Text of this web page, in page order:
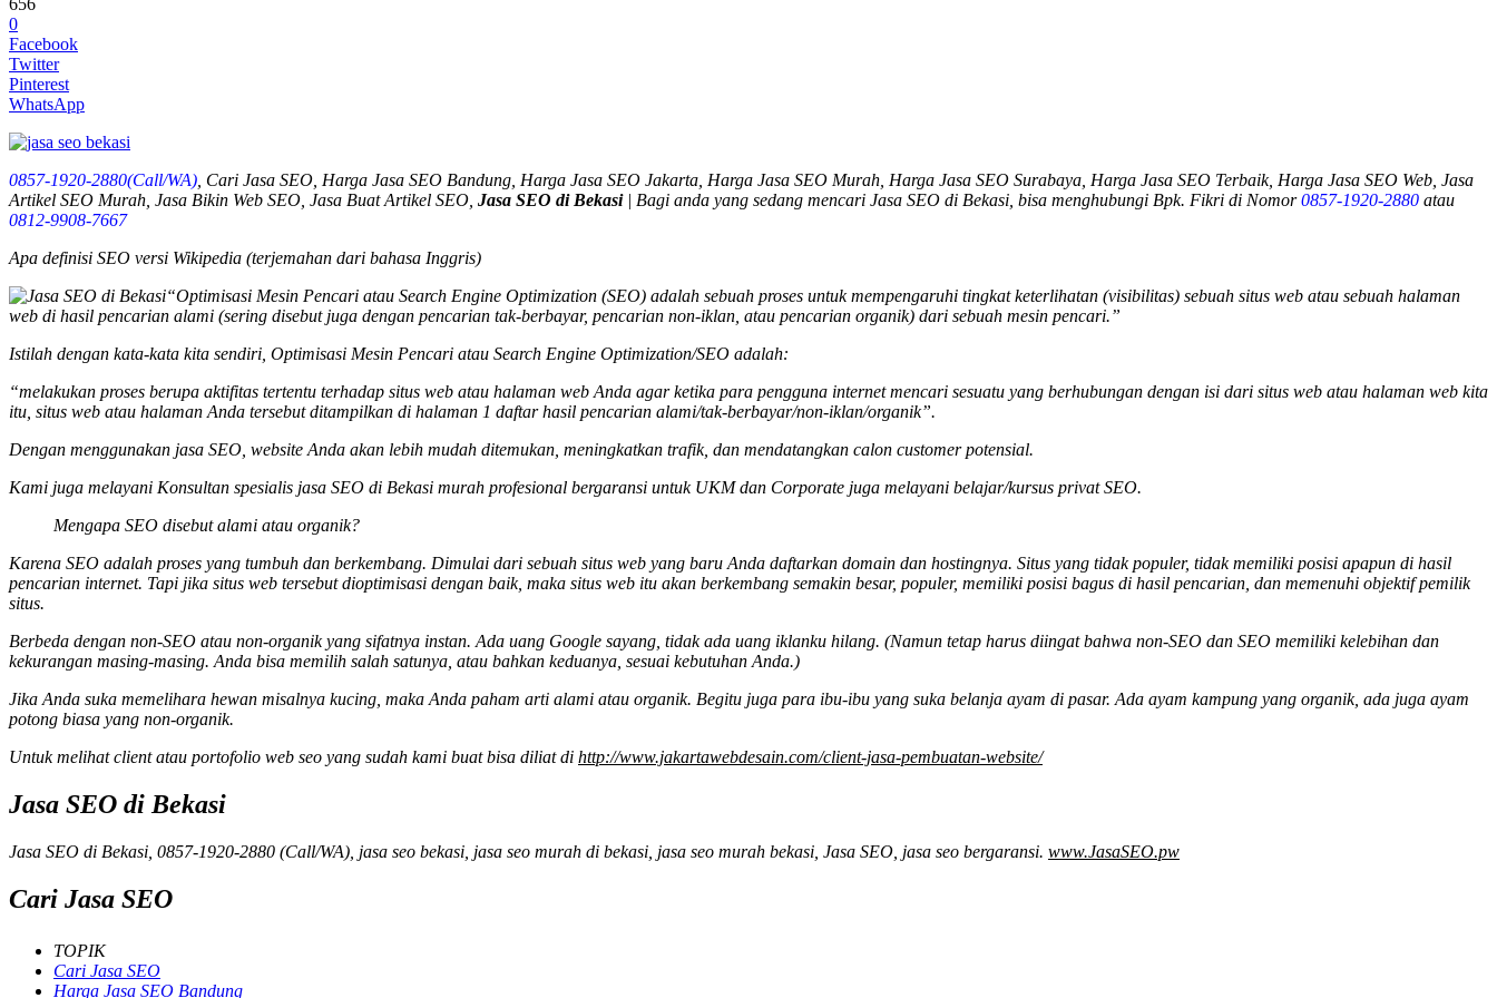
0
Facebook
Twitter
Pinterest
WhatsApp
0857-1920-2880(Call/WA) , Cari Jasa SEO, Harga Jasa SEO Bandung, Harga Jasa SEO Jakarta, Harga Jasa SEO Murah, Harga Jasa SEO Surabaya, Harga Jasa SEO Terbaik, Harga Jasa SEO Web, Jasa
Artikel SEO Murah, Jasa Bikin Web SEO, Jasa Buat Artikel SEO, Jasa SEO di Bekasi| Bagi anda yang sedang mencari Jasa SEO di Bekasi , bisa menghubungi Bpk. Fikri di Nomor0857-1920-2880 atau
0812-9908-7667
Apa definisi SEO versi Wikipedia (terjemahan dari bahasa Inggris)
“Optimisasi Mesin Pencari atau Search Engine Optimization (SEO) adalah sebuah proses untuk mempengaruhi tingkat keterlihatan (visibilitas) sebuah situs web atau sebuah halaman
web di hasil pencarian alami (sering disebut juga dengan pencarian tak-berbayar, pencarian non-iklan, atau pencarian organik) dari sebuah mesin pencari.”
Istilah dengan kata-kata kita sendiri, Optimisasi Mesin Pencari atau Search Engine Optimization/SEO adalah:
“melakukan proses berupa aktifitas tertentu terhadap situs web atau halaman web Anda agar ketika para pengguna internet mencari sesuatu yang berhubungan dengan isi dari situs web atau halaman web kita
itu, situs web atau halaman Anda tersebut ditampilkan di halaman 1 daftar hasil pencarian alami/tak-berbayar/non-iklan/organik”.
Dengan menggunakan jasa SEO, website Anda akan lebih mudah ditemukan, meningkatkan trafik, dan mendatangkan calon customer potensial.
Kami juga melayani Konsultan spesialis jasa SEO di Bekasi murah profesional bergaransi untuk UKM dan Corporate juga melayani belajar/kursus privat SEO.
Mengapa SEO disebut alami atau organik?
Karena SEO adalah proses yang tumbuh dan berkembang. Dimulai dari sebuah situs web yang baru Anda daftarkan domain dan hostingnya. Situs yang tidak populer, tidak memiliki posisi apapun di hasil
pencarian internet. Tapi jika situs web tersebut dioptimisasi dengan baik, maka situs web itu akan berkembang semakin besar, populer, memiliki posisi bagus di hasil pencarian, dan memenuhi objektif pemilik
situs.
Berbeda dengan non-SEO atau non-organik yang sifatnya instan. Ada uang Google sayang, tidak ada uang iklanku hilang. (Namun tetap harus diingat bahwa non-SEO dan SEO memiliki kelebihan dan
kekurangan masing-masing. Anda bisa memilih salah satunya, atau bahkan keduanya, sesuai kebutuhan Anda.)
Jika Anda suka memelihara hewan misalnya kucing, maka Anda paham arti alami atau organik. Begitu juga para ibu-ibu yang suka belanja ayam di pasar. Ada ayam kampung yang organik, ada juga ayam
potong biasa yang non-organik.
Untuk melihat client atau portofolio web seo yang sudah kami buat bisa diliat di http://www.jakartawebdesain.com/client-jasa-pembuatan-website/
Jasa SEO di Bekasi
Jasa SEO di Bekasi, 0857-1920-2880 (Call/WA), jasa seo bekasi, jasa seo murah di bekasi, jasa seo murah bekasi, Jasa SEO, jasa seo bergaransi. www.JasaSEO.pw
Cari Jasa SEO
TOPIK
Cari Jasa SEO
Harga Jasa SEO Bandung